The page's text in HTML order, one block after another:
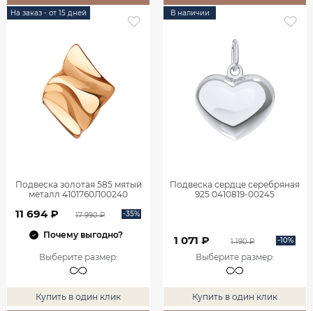
На заказ - от 15 дней
Подвеска золотая 585 мятый
металл 4101760Л00240
11 694 ₽ 17 990 ₽ -35%
Почему выгодно?
Выберите размер:
Купить в один клик
В наличии
Подвеска сердце серебряная
925 0410819-00245
1 071 ₽ 1 190 ₽ -10%
Выберите размер:
Купить в один клик